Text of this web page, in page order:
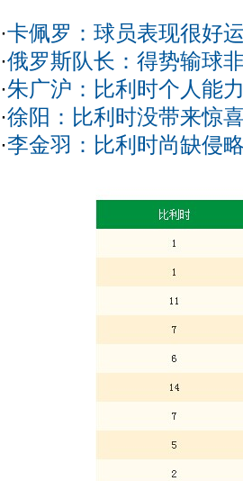
·卡佩罗：球员表现很好
·俄罗斯队长：得势输球
·朱广沪：比利时个人能
·徐阳：比利时没带来惊
·李金羽：比利时尚缺侵